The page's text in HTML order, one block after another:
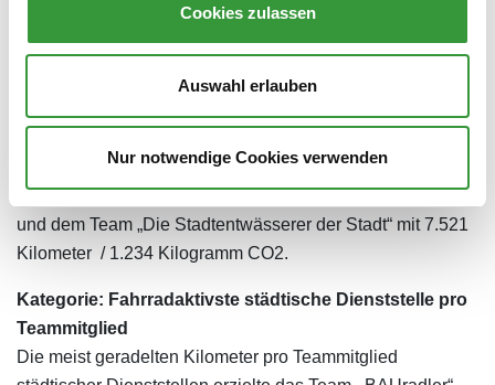
Cookies zulassen
Auswahl erlauben
Nur notwendige Cookies verwenden
Kategorie: Städtische Dienststelle mit den meisten
gefahrenen Kilometern
Kilometer / 1.212 Kilogramm CO2, gefolgt vom Team
„Georadler“ mit 7.517 Kilometer / 1.233 Kilogramm CO2
und dem Team „Die Stadtentwässerer der Stadt“ mit 7.521
Kilometer / 1.234 Kilogramm CO2.
Kategorie: Fahrradaktivste städtische Dienststelle pro
Teammitglied
Die meist geradelten Kilometer pro Teammitglied